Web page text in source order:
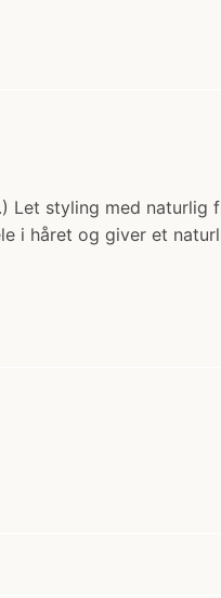
Let styling med naturlig
håret og giver et